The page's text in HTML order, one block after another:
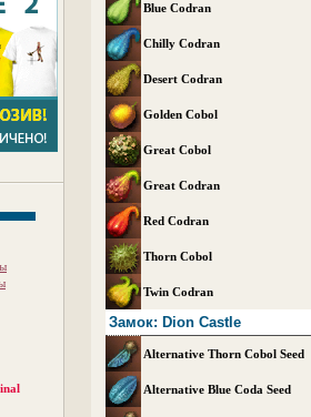
Blue Codran
Chilly Codran
Desert Codran
Golden Cobol
Great Cobol
Great Codran
Red Codran
Thorn Cobol
Twin Codran
Замок: Dion Castle
Alternative Thorn Cobol Seed
Alternative Blue Coda Seed